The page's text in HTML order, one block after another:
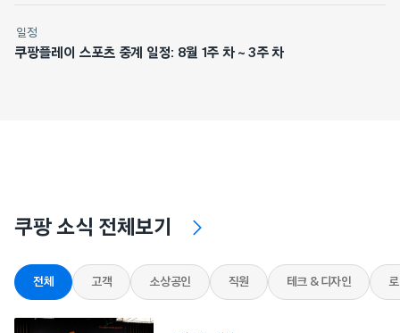
일정
쿠팡플레이 스포츠 중계 일정: 8월 1주 차 ~ 3주 차
쿠팡 소식 전체보기
전체 고객 소상공인 직원 테크 & 디자인